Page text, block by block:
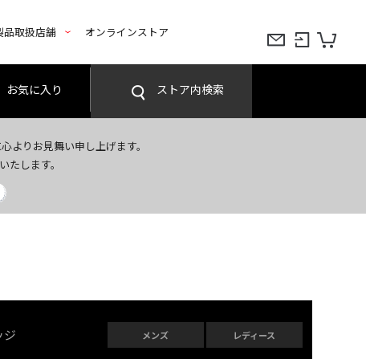
品取扱店舗 オンラインストア
お気に入り ストア内検索
よりお見舞い申し上げます。
します。
ジ メンズ レディース